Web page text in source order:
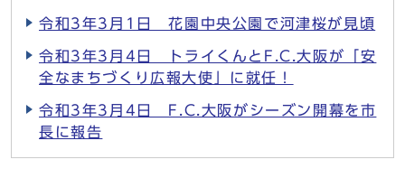
令和3年3月1日 花園中央公園で河津桜が見頃
令和3年3月4日 トライくんとF.C.大阪が「安
全なまちづくり広報大使」に就任！
令和3年3月4日 F.C.大阪がシーズン開幕を市
長に報告